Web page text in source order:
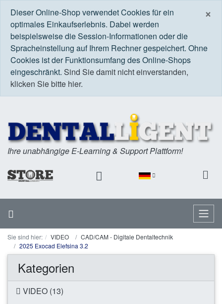
×
Dieser Online-Shop verwendet Cookies für ein
optimales Einkaufserlebnis. Dabei werden
beispielsweise die Session-Informationen oder die
Spracheinstellung auf Ihrem Rechner gespeichert. Ohne
Cookies ist der Funktionsumfang des Online-Shops
eingeschränkt. Sind Sie damit nicht einverstanden,
klicken Sie bitte hier.
Ihre unabhängige E-Learning & Support Plattform!
Menü
Sie sind hier: VIDEO
CAD/CAM - Digitale Dentaltechnik
2025 Exocad Elefsina 3.2
Kategorien
VIDEO (13)